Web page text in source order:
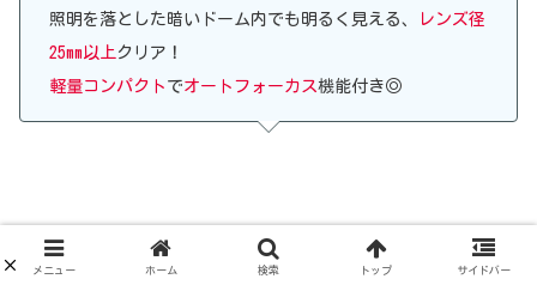
照明を落とした暗いドーム内でも明るく見える、
レンズ径
25mm以上 クリア！
軽量コンパクト でオートフォーカス機能付き◎
メニュー ホーム 検索 トップ サイドバー